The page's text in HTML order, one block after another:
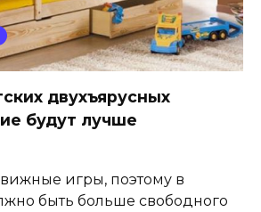
двухъярусных
будут лучше
игры, поэтому в
быть больше свободного